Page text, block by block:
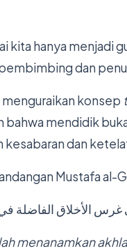
kita hanya menjadi
dan
menguraikan konsep
bahwa mendidik
kesabaran dan
Mustafa al-
غرس الأخلاق الفاضلة
menanamkan